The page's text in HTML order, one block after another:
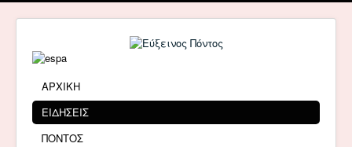
ΑΡΧΙΚΗ
ΕΙΔΗΣΕΙΣ
ΠΟΝΤΟΣ